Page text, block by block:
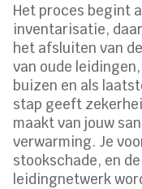
Het proces begint
inventarisatie,
het afsluiten van
van oude
buizen en als
stap geeft
maakt van jouw
verwarming. Je
stookschade, en
leidingnetwerk